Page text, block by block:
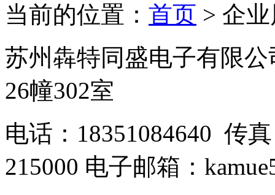
当前的位置： 首页 > 企
苏州犇特同盛电子有限
26幢302室
电话：18351084640 传
215000 电子邮箱：